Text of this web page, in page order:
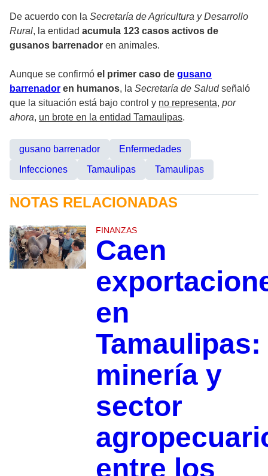
De acuerdo con la Secretaría de Agricultura y Desarrollo
Rural, la entidad acumula 123 casos activos de
gusanos barrenador en animales.
Aunque se confirmó el primer caso de gusano
barrenador en humanos, la Secretaría de Saludseñaló
que la situación está bajo control y no representa, por
ahora, un brote en la entidad Tamaulipas.
gusano barrenador
Enfermedades
Infecciones
Tamaulipas Tamaulipas
NOTAS RELACIONADAS
FINANZAS
Caen
en
Tamaulipas:
minería y
sector
entre los